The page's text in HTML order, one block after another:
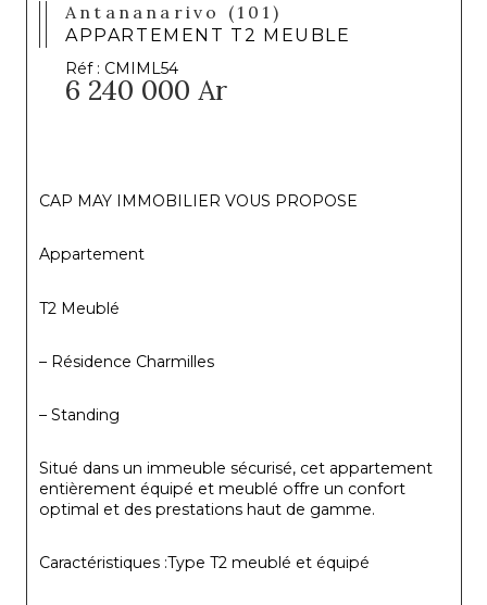
Antananarivo (101)
APPARTEMENT T2 MEUBLE
Réf : CMIML54
6 240 000 Ar
CAP MAY IMMOBILIER VOUS PROPOSE
Appartement
T2 Meublé
– Résidence Charmilles
– Standing
Situé dans un immeuble sécurisé, cet appartement
entièrement équipé et meublé offre un confort
optimal et des prestations haut de gamme.
Caractéristiques :Type T2 meublé et équipé